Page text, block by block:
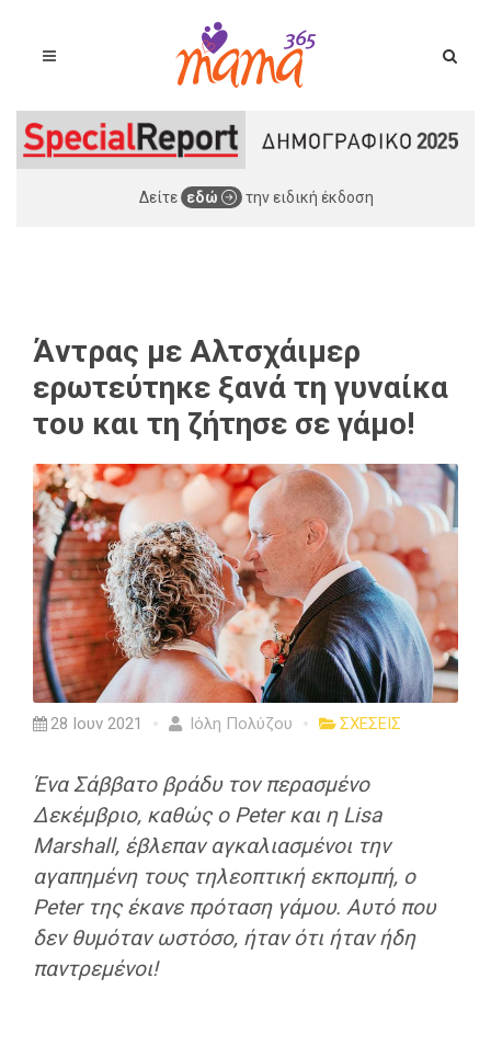
Δείτε εδώ την ειδική έκδοση
Άντρας με Αλτσχάιμερ
ερωτεύτηκε ξανά τη γυναίκα
του και τη ζήτησε σε γάμο!
28 Ιουν 2021 Ιόλη Πολύζου ΣΧΕΣΕΙΣ
Ένα Σάββατο βράδυ τον περασμένο
Δεκέμβριο, καθώς ο Peter και η Lisa
Marshall, έβλεπαν αγκαλιασμένοι την
αγαπημένη τους τηλεοπτική εκπομπή, o
Peter της έκανε πρόταση γάμου. Αυτό που
δεν θυμόταν ωστόσο, ήταν ότι ήταν ήδη
παντρεμένοι!